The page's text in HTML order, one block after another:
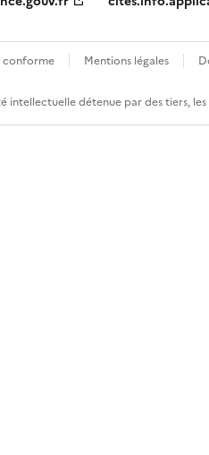
conforme Mentions légales
détenue par des tiers,